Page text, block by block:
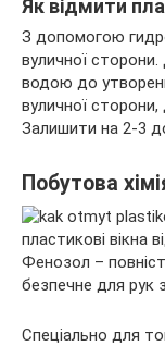
Як відмити
З допомогою
вуличної
водою до
вуличної
Залишити на 2-3
Побутова
Фенозол –
безпечне для рук
Спеціально для